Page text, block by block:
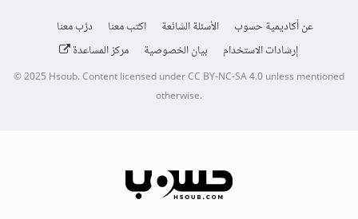
عن أكاديمية حسوب الأسئلة الشائعة اكتب معنا
درّب معنا
إرشادات الاستخدام
بيان الخصوصية مركز المساعدة
© 2025Hsoub.Content licensed underCC BY-NC-SA 4.0unless mentioned
otherwise.